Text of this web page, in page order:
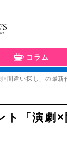
コラム
間違い探し」の最新
「演劇